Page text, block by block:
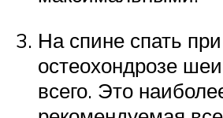
На спине спать при
остеохондрозе
всего. Это